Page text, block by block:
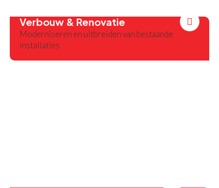
Verbouw & Renovatie
Moderniseren en uitbreiden van bestaande
installaties